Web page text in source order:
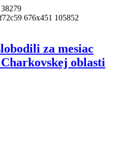
za mesiac
oblasti